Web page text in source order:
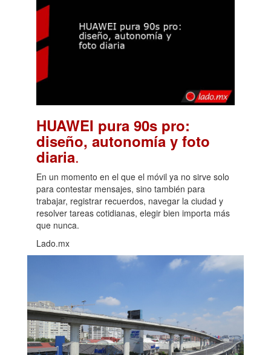
HUAWEI pura 90s pro:
diseño, autonomía y foto
diaria.
En un momento en el que el móvil ya no sirve solo
para contestar mensajes, sino también para
trabajar, registrar recuerdos, navegar la ciudad y
resolver tareas cotidianas, elegir bien importa más
que nunca.
Lado.mx